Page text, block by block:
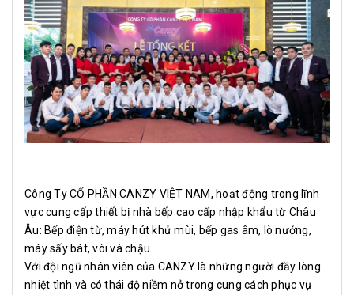
Công Ty CỔ PHẦN CANZY VIỆT NAM, hoạt động trong lĩnh
vực cung cấp thiết bị nhà bếp cao cấp nhập khẩu từ Châu
Âu: Bếp điện từ, máy hút khử mùi, bếp gas âm, lò nướng,
máy sấy bát, vòi và chậu
Với đội ngũ nhân viên của CANZY là những người đầy lòng
nhiệt tình và có thái độ niềm nở trong cung cách phục vụ